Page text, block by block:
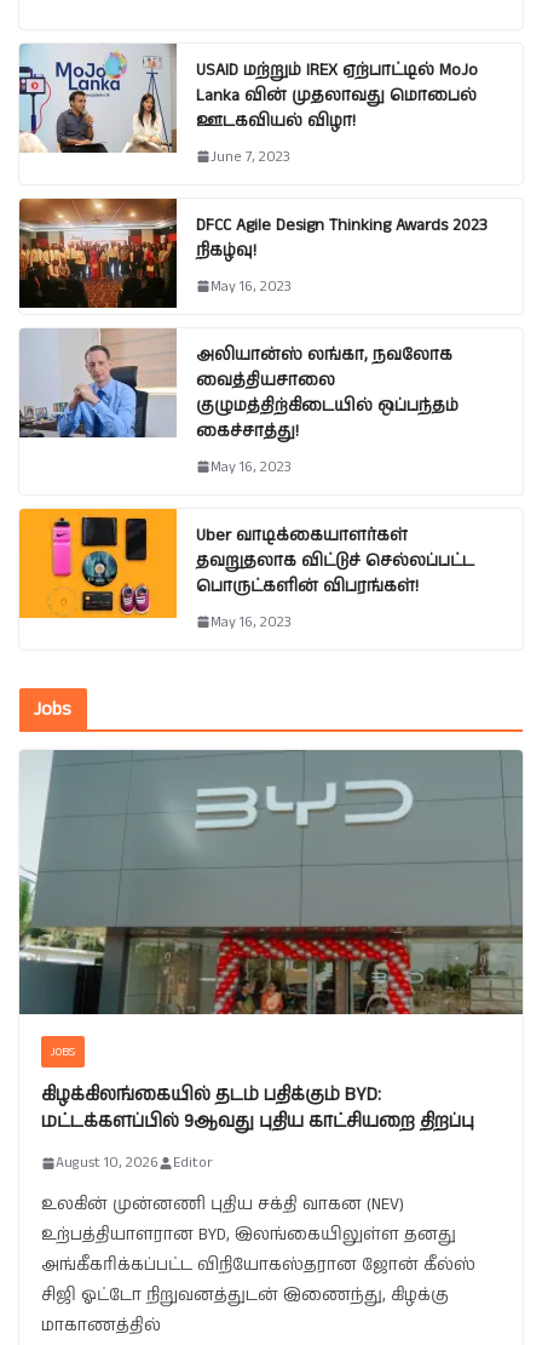
USAID மற்றும் IREX ஏற்பாட்டில் MoJo
Lanka வின் முதலாவது மொபைல்
ஊடகவியல் விழா!
June 7, 2023
DFCC Agile Design Thinking Awards 2023
நிகழ்வு!
May 16, 2023
அலியான்ஸ் லங்கா, நவலோக
வைத்தியசாலை
குழுமத்திற்கிடையில் ஒப்பந்தம்
கைச்சாத்து!
May 16, 2023
Uber வாடிக்கையாளர்கள்
தவறுதலாக விட்டுச் செல்லப்பட்ட
பொருட்களின் விபரங்கள்!
May 16, 2023
Jobs
JOBS
கிழக்கிலங்கையில் தடம் பதிக்கும் BYD:
மட்டக்களப்பில் 9ஆவது புதிய காட்சியறை திறப்பு
August 10, 2026 Editor
உலகின் முன்னணி புதிய சக்தி வாகன (NEV)
உற்பத்தியாளரான BYD, இலங்கையிலுள்ள தனது
அங்கீகரிக்கப்பட்ட விநியோகஸ்தரான ஜோன் கீல்ஸ்
சிஜி ஓட்டோ நிறுவனத்துடன் இணைந்து, கிழக்கு
மாகாணத்தில்